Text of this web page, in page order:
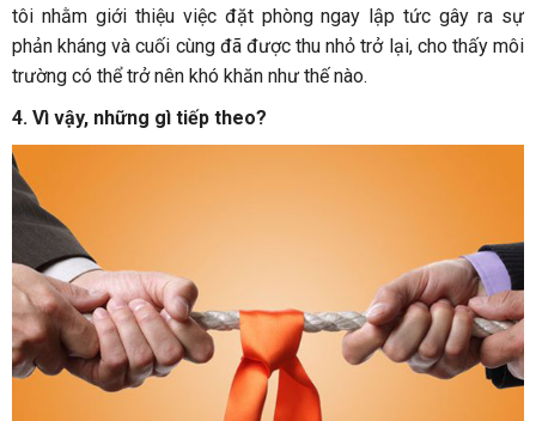
tôi nhằm giới thiệu việc đặt phòng ngay lập tức gây ra sự
phản kháng và cuối cùng đã được thu nhỏ trở lại, cho thấy môi
trường có thể trở nên khó khăn như thế nào.
4. Vì vậy, những gì tiếp theo?